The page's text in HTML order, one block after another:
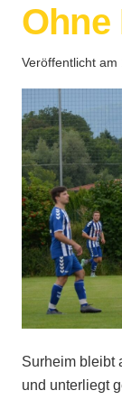
Ohne
Veröffentlicht am
Surheim bleibt
und unterliegt